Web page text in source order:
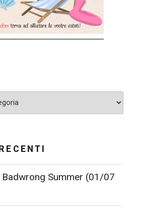
Badwrong Summer (01/07